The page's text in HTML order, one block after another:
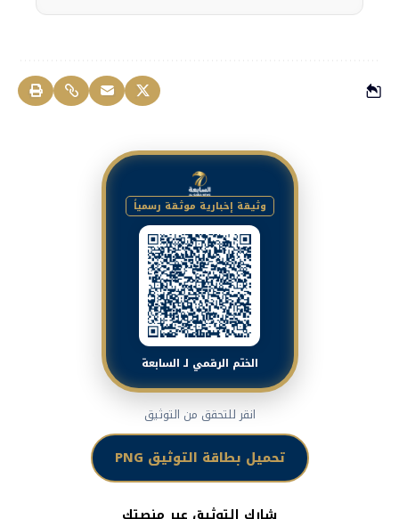
وثيقة إخبارية موثقة رسمياً
الختم الرقمي لـ السابعة
انقر للتحقق من التوثيق
تحميل بطاقة التوثيق PNG